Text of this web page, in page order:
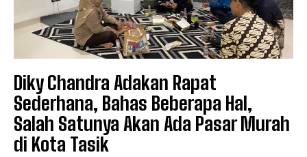
Diky Chandra Adakan Rapat
Sederhana, Bahas Beberapa Hal,
Salah Satunya Akan Ada Pasar Murah
di Kota Tasik